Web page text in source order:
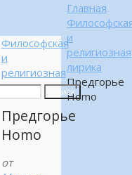
Поиск
Главная
и
религиозная
лирика
Предгорье
Homo
Философская
и
религиозная
лирика
Предгорье
Homo
от